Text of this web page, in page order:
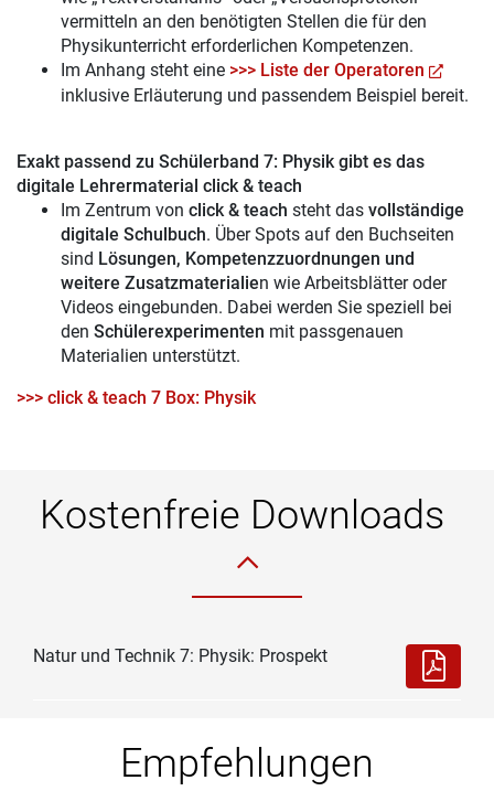
vermitteln an den benötigten Stellen die für den
Physikunterricht erforderlichen Kompetenzen.
Im Anhang steht eine >>> Liste der Operatoren
inklusive Erläuterung und passendem Beispiel bereit.
Exakt passend zu Schülerband 7: Physik gibt es das
digitale Lehrermaterial click & teach
Im Zentrum von click & teach steht das vollständige
digitale Schulbuch. Über Spots auf den Buchseiten
sind Lösungen, Kompetenzzuordnungen und
weitere Zusatzmaterialien wie Arbeitsblätter oder
Videos eingebunden. Dabei werden Sie speziell bei
den Schülerexperimenten mit passgenauen
Materialien unterstützt.
>>> click & teach 7 Box: Physik
Kostenfreie Downloads
Natur und Technik 7: Physik: Prospekt
Empfehlungen